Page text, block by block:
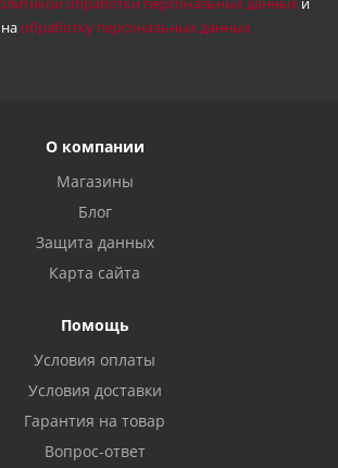
обработку персональных данных
О компании
Магазины
Блог
Защита данных
Карта сайта
Помощь
Условия оплаты
Условия доставки
Гарантия на товар
Вопрос-ответ